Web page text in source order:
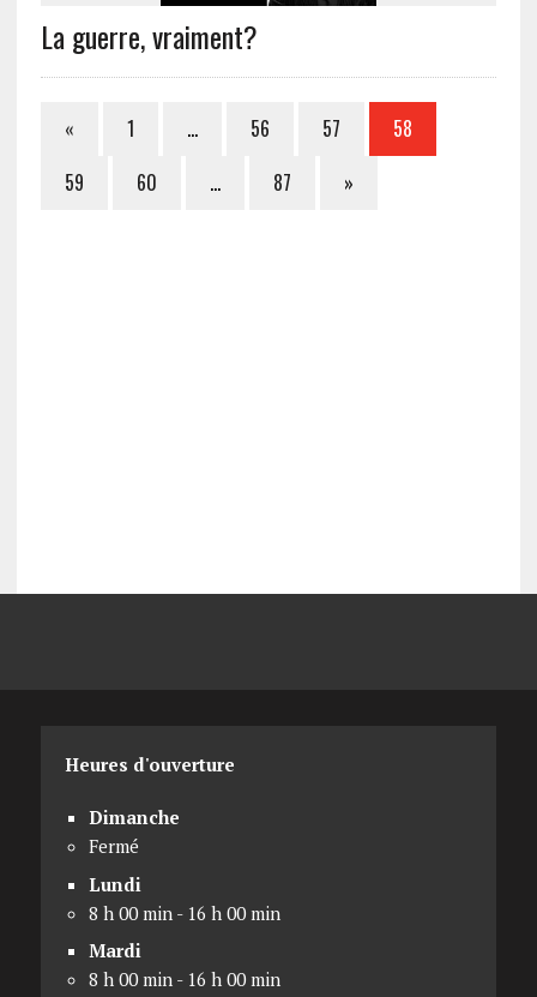
La guerre, vraiment?
« 1 … 56 57
58
59
60 … 87 »
Heures d'ouverture
Dimanche
Fermé
Lundi
8 h 00 min - 16 h 00 min
Mardi
8 h 00 min - 16 h 00 min